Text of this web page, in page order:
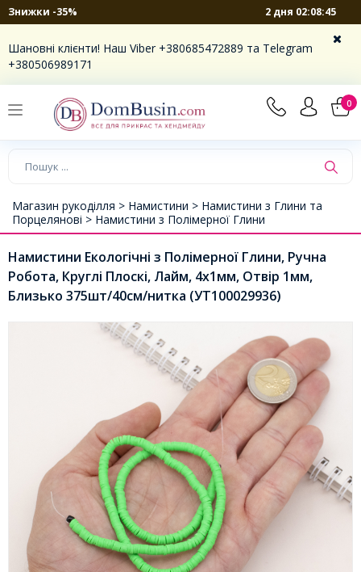
Знижки -35% 2 дня 02:08:45
Шановні клієнти! Наш Viber +380685472889 та Telegram
+380506989171
0
Магазин рукоділля > Намистини > Намистини з Глини та
Порцелянові > Намистини з Полімерної Глини
Намистини Екологічні з Полімерної Глини, Ручна
Робота, Круглі Плоскі, Лайм, 4х1мм, Отвір 1мм,
Близько 375шт/40см/нитка (УТ100029936)